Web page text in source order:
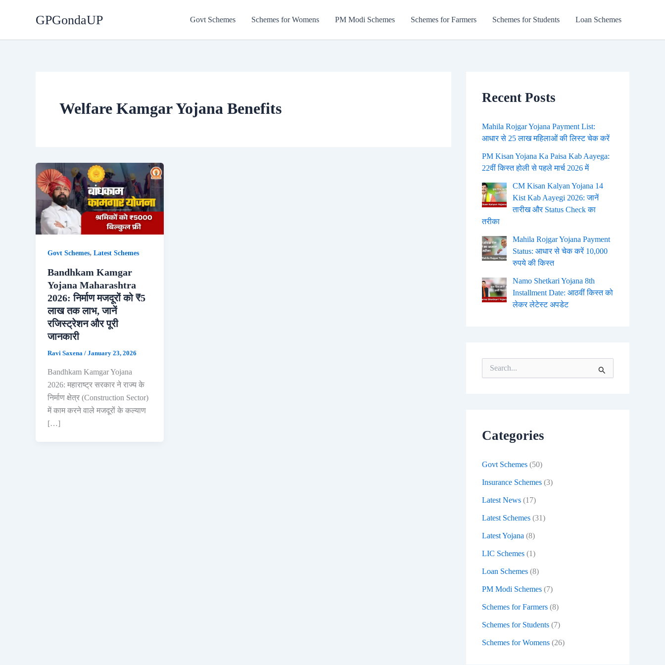
GPGondaUP Govt Schemes Schemes for Womens PM Modi Schemes Schemes for Farmers Schemes for Students Loan Schemes
Welfare Kamgar Yojana Benefits
Govt Schemes, Latest Schemes
Bandhkam Kamgar
Yojana Maharashtra
2026: निर्माण मजदूरों को ₹5
लाख तक लाभ, जानें
रजिस्ट्रेशन और पूरी
जानकारी
Ravi Saxena / January 23, 2026
Bandhkam Kamgar Yojana
2026: महाराष्ट्र सरकार ने राज्य के
निर्माण क्षेत्र (Construction Sector)
में काम करने वाले मजदूरों के कल्याण
[…]
Recent Posts
Mahila Rojgar Yojana Payment List:
आधार से 25 लाख महिलाओं की लिस्ट चेक करें
PM Kisan Yojana Ka Paisa Kab Aayega:
22वीं किस्त होली से पहले मार्च 2026 में
CM Kisan Kalyan Yojana 14
Kist Kab Aayegi 2026: जानें
तारीख और Status Check का
तरीका
Mahila Rojgar Yojana Payment
Status: आधार से चेक करें 10,000
रुपये की किस्त
Namo Shetkari Yojana 8th
Installment Date: आठवीं किस्त को
लेकर लेटेस्ट अपडेट
o
Categories
Govt Schemes (50)
Insurance Schemes (3)
Latest News (17)
Latest Schemes (31)
Latest Yojana (8)
LIC Schemes (1)
Loan Schemes (8)
PM Modi Schemes (7)
Schemes for Farmers (8)
Schemes for Students (7)
Schemes for Womens (26)